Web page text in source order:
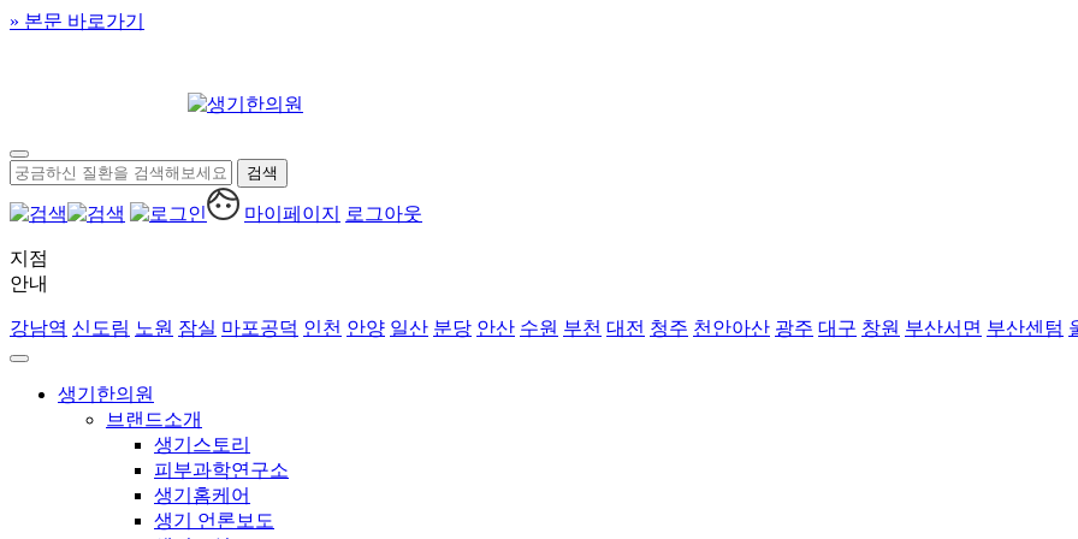
» 본문 바로가기
마이페이지 로그아웃
지점
안내
강남역 신도림 노원 잠실 마포공덕 인천 안양 일산 분당 안산 수원 부천 대전 청주 천안아산 광주 대구 창원 부산서면 부산센텀
생기한의원
브랜드소개
생기스토리
피부과학연구소
생기홈케어
생기 언론보도